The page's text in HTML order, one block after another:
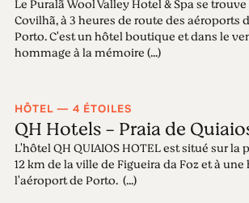
Le Puralã Wool Valley Hotel & Spa se
Covilhã, à 3 heures de route des aéroports
Porto. C'est un hôtel boutique et dans le
hommage à la mémoire (...)
HÔTEL — 4 ÉTOILES
QH Hotels - Praia de
L'hôtel QH QUIAIOS HOTEL est situé sur la
12 km de la ville de Figueira da Foz et à
l'aéroport de Porto. (...)